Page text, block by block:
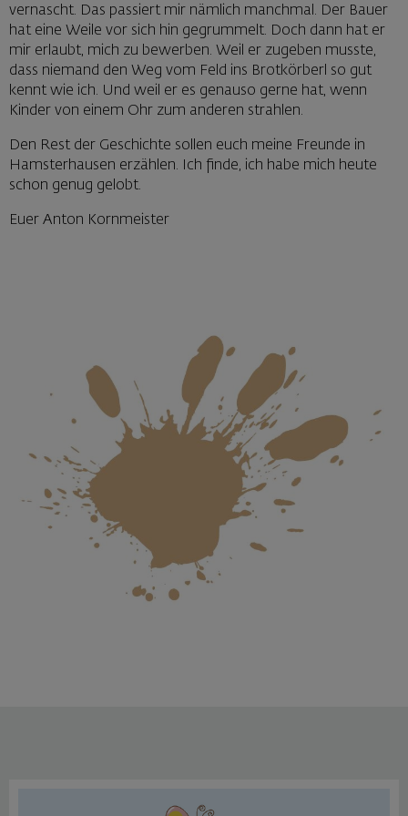
vernascht. Das passiert mir nämlich manchmal. Der Bauer
hat eine Weile vor sich hin gegrummelt. Doch dann hat er
mir erlaubt, mich zu bewerben. Weil er zugeben musste,
dass niemand den Weg vom Feld ins Brotkörberl so gut
kennt wie ich. Und weil er es genauso gerne hat, wenn
Kinder von einem Ohr zum anderen strahlen.
Den Rest der Geschichte sollen euch meine Freunde in
Hamsterhausen erzählen. Ich finde, ich habe mich heute
schon genug gelobt.
Euer Anton Kornmeister